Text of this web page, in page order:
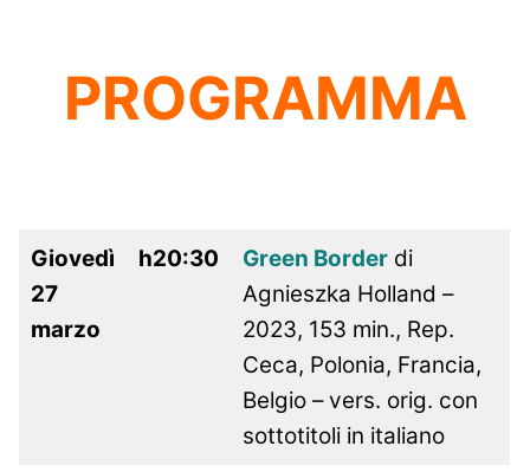
PROGRAMMA
Giovedì
27
marzo
h20:30 Green Border di
Agnieszka Holland –
2023, 153 min., Rep.
Ceca, Polonia, Francia,
Belgio – vers. orig. con
sottotitoli in italiano